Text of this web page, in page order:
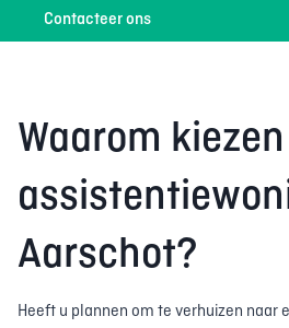
Contacteer ons
Waarom
Aarschot?
Heeft u plannen om te verhuizen naar